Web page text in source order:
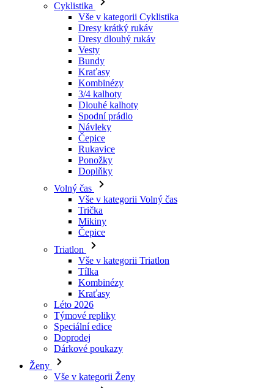
Cyklistika
Vše v kategorii Cyklistika
Dresy krátký rukáv
Dresy dlouhý rukáv
Vesty
Bundy
Kraťasy
Kombinézy
3/4 kalhoty
Dlouhé kalhoty
Spodní prádlo
Návleky
Čepice
Rukavice
Ponožky
Doplňky
Volný čas
Vše v kategorii Volný čas
Trička
Mikiny
Čepice
Triatlon
Vše v kategorii Triatlon
Tílka
Kombinézy
Kraťasy
Léto 2026
Týmové repliky
Speciální edice
Doprodej
Dárkové poukazy
Ženy
Vše v kategorii Ženy